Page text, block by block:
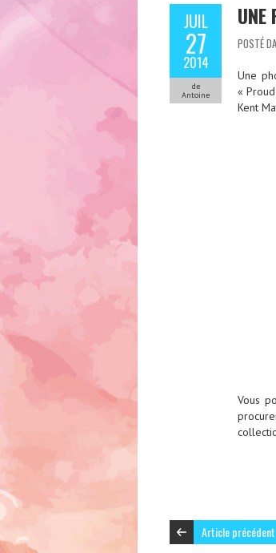
JUIL
27
2014
de
Antoine
UNE
POSTÉ
Une
«
Kent
Vous
Article précédent